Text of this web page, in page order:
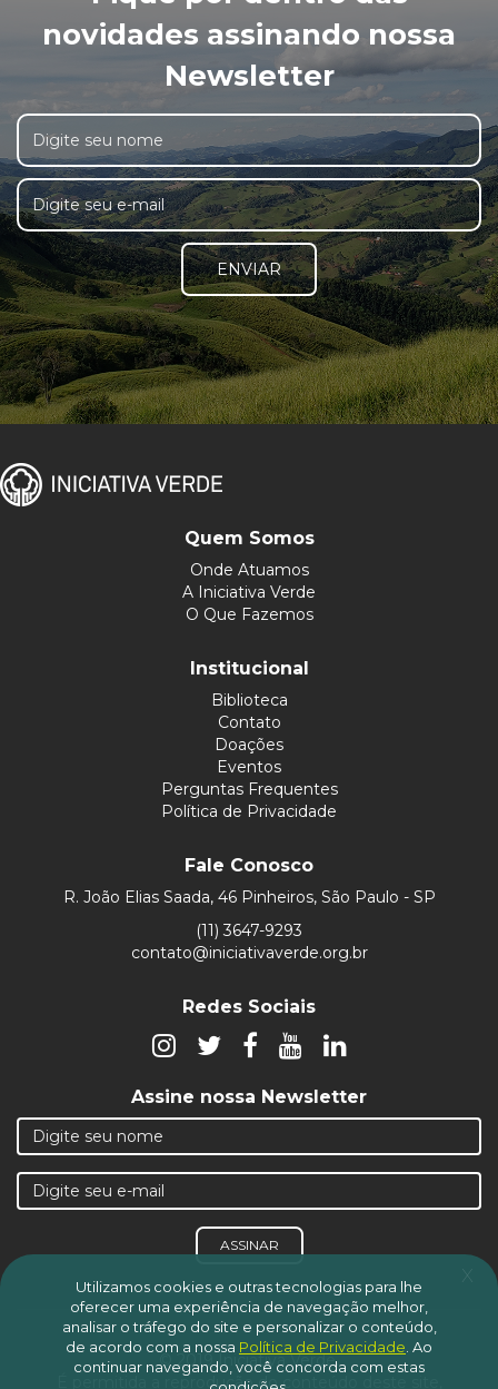
novidades assinando nossa
Newsletter
ENVIAR
Quem Somos
Onde Atuamos
A Iniciativa Verde
O Que Fazemos
Institucional
Biblioteca
Contato
Doações
Eventos
Perguntas Frequentes
Política de Privacidade
Fale Conosco
R. João Elias Saada, 46 Pinheiros, São Paulo - SP
(11) 3647-9293
contato@iniciativaverde.org.br
Redes Sociais
Assine nossa Newsletter
ASSINAR
© 2019 Iniciativa Verde.
É permitida a reprodução do conteúdo deste site,
x
Utilizamos cookies e outras tecnologias para lhe
oferecer uma experiência de navegação melhor,
analisar o tráfego do site e personalizar o conteúdo,
de acordo com a nossa Política de Privacidade Ao
continuar navegando, você concorda com estas